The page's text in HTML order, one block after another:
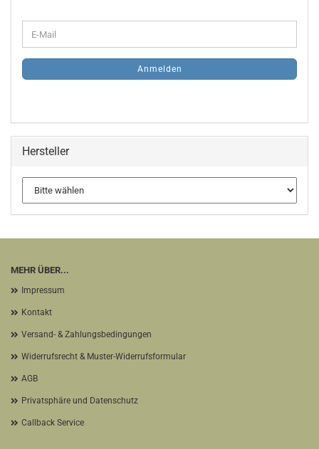
ZUR
ANMELDUNG
E-
Mail
Anmelden
Hersteller
MEHR ÜBER...
Impressum
Kontakt
Versand- & Zahlungsbedingungen
Widerrufsrecht & Muster-Widerrufsformular
AGB
Privatsphäre und Datenschutz
Callback Service